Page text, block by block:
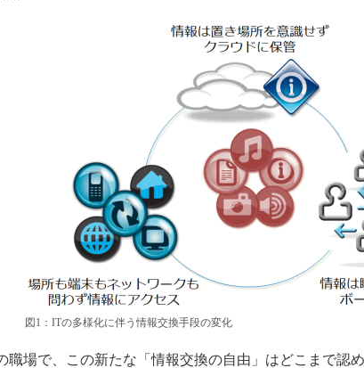
図1：ITの多様化に伴う情報交換手段の変化
場で、この新たな「情報交換の自由」はどこまで認